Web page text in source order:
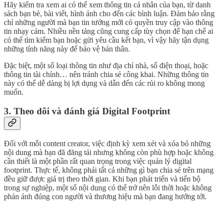
Hãy kiểm tra xem ai có thể xem thông tin cá nhân của bạn, từ danh
sách bạn bè, bài viết, hình ảnh cho đến các bình luận. Đảm bảo rằng
chỉ những người mà bạn tin tưởng mới có quyền truy cập vào thông
tin nhạy cảm. Nhiều nền tảng cũng cung cấp tùy chọn để hạn chế ai
có thể tìm kiếm bạn hoặc gửi yêu cầu kết bạn, vì vậy hãy tận dụng
những tính năng này để bảo vệ bản thân.
Đặc biệt, một số loại thông tin như địa chỉ nhà, số điện thoại, hoặc
thông tin tài chính… nên tránh chia sẻ công khai. Những thông tin
này có thể dễ dàng bị lợi dụng và dẫn đến các rủi ro không mong
muốn.
3. Theo dõi và đánh giá Digital Footprint
Đối với mỗi content creator, việc định kỳ xem xét và xóa bỏ những
nội dung mà bạn đã đăng tải nhưng không còn phù hợp hoặc không
cần thiết là một phần rất quan trọng trong việc quản lý digital
footprint. Thực tế, không phải tất cả những gì bạn chia sẻ trên mạng
đều giữ được giá trị theo thời gian. Khi bạn phát triển và tiến bộ
trong sự nghiệp, một số nội dung có thể trở nên lỗi thời hoặc không
phản ánh đúng con người và thương hiệu mà bạn đang hướng tới.